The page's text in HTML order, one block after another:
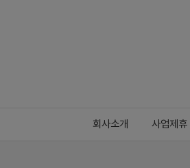
회사소개 사업제휴